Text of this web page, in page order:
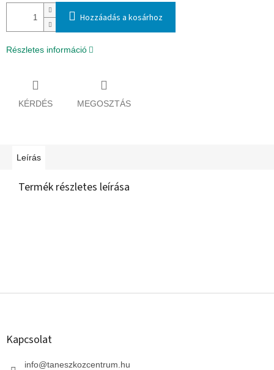
Hozzáadás a kosárhoz
Részletes információ
KÉRDÉS MEGOSZTÁS
Leírás
Termék részletes leírása
L
Kapcsolat
info@taneszkozcentrum.hu